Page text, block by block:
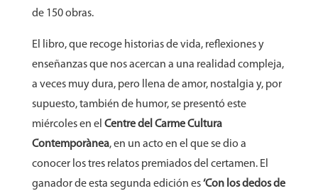
de 150 obras.
El libro, que recoge historias de vida, reflexiones y
enseñanzas que nos acercan a una realidad compleja,
a veces muy dura, pero llena de amor, nostalgia y, por
supuesto, también de humor, se presentó este
miércoles en el Centre del Carme Cultura
Contemporànea, en un acto en el que se dio a
conocer los tres relatos premiados del certamen. El
ganador de esta segunda edición es ‘Con los dedos de